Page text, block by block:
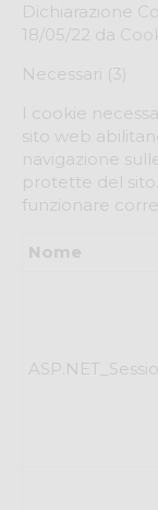
Dichiarazione
18/05/22 da
Necessari (3)
I cookie
sito web
navigazione
protette del
funzionare
Nome